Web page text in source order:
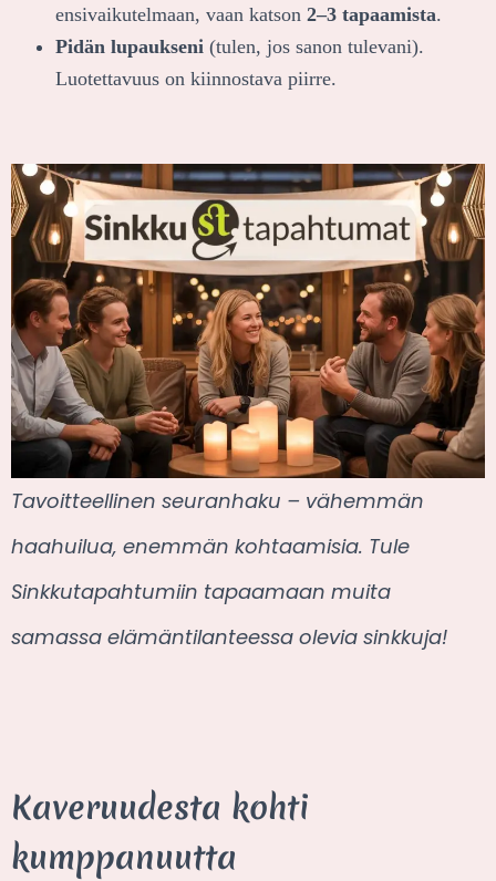
ensivaikutelmaan, vaan katson 2–3 tapaamista.
Pidän lupaukseni (tulen, jos sanon tulevani).
Luotettavuus on kiinnostava piirre.
Tavoitteellinen seuranhaku – vähemmän
haahuilua, enemmän kohtaamisia. Tule
Sinkkutapahtumiin tapaamaan muita
samassa elämäntilanteessa olevia sinkkuja!
Kaveruudesta kohti
kumppanuutta